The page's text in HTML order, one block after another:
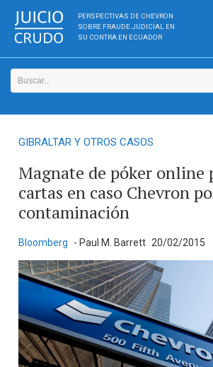
PERSPECTIVAS DE CHEVRON
SOBRE FRAUDE JUDICIAL EN
SU CONTRA EN ECUADOR
GIBRALTAR Y OTROS CASOS
Magnate de póker online
cartas en caso Chevron
contaminación
Bloomberg - Paul M. Barrett 20/02/2015